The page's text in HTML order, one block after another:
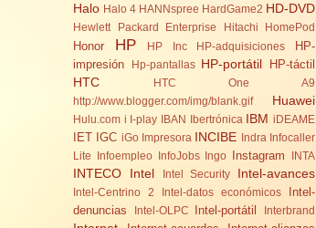
Halo Halo 4 HANNspree HardGame2 HD-DVD
Hewlett Packard Enterprise Hitachi HomePod
Honor HP HP Inc HP-adquisiciones
HP-
impresión
Hp-pantallas HP-portátil HP-táctil
HTC
HTC One A9
http://www.blogger.com/img/blank.gif
Huawei
Hulu.com i I-play IBAN Ibertrónica IBM iDEAME
IET IGC iGo Impresora INCIBE Indra Infocaller
Lite
Infoempleo InfoJobs Ingo Instagram INTA
INTECO Intel Intel Security Intel-avances
Intel-Centrino 2 Intel-datos económicos
Intel-
denuncias
Intel-OLPC Intel-portátil Interbrand